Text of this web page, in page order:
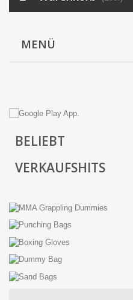
MENÜ
BELIEBT
VERKAUFSHITS